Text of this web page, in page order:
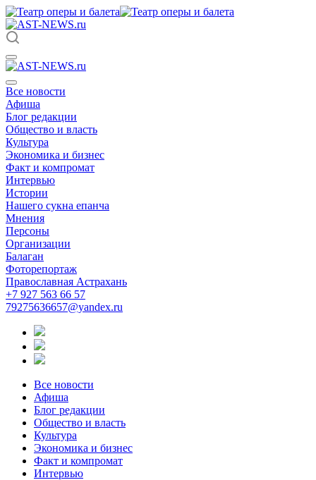
Все новости
Афиша
Блог редакции
Общество и власть
Культура
Экономика и бизнес
Факт и компромат
Интервью
Истории
Нашего сукна епанча
Мнения
Персоны
Организации
Балаган
Фоторепортаж
Православная Астрахань
+7 927 563 66 57
79275636657@yandex.ru
Все новости
Афиша
Блог редакции
Общество и власть
Культура
Экономика и бизнес
Факт и компромат
Интервью